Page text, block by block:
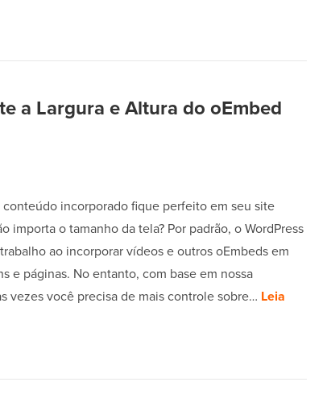
a Largura e Altura do oEmbed
incorporado fique perfeito em seu site
importa o tamanho da tela? Por padrão, o WordPress
ao incorporar vídeos e outros oEmbeds em
e páginas. No entanto, com base em nossa
vezes você precisa de mais controle sobre… Leia